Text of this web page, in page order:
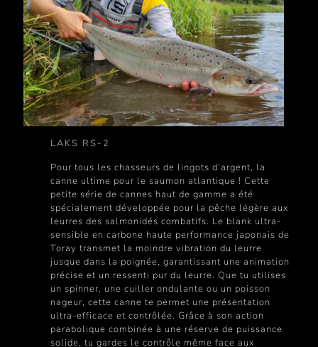
LAKS RS-2
Pour tous les chasseurs de lingots d’argent, la
canne ultime pour le saumon atlantique ! Cette
petite série de cannes haut de gamme a été
spécialement développée pour la pêche légère aux
leurres des salmonidés combatifs. Le blank ultra-
sensible en carbone haute performance japonais de
Toray transmet la moindre vibration du leurre
jusque dans la poignée, garantissant une animation
précise et un ressenti pur du leurre. Que tu utilises
un spinner, une cuiller ondulante ou un poisson
nageur, cette canne te permet une présentation
ultra-efficace et contrôlée. Grâce à son action
parabolique combinée à une réserve de puissance
solide, tu gardes le contrôle même face aux